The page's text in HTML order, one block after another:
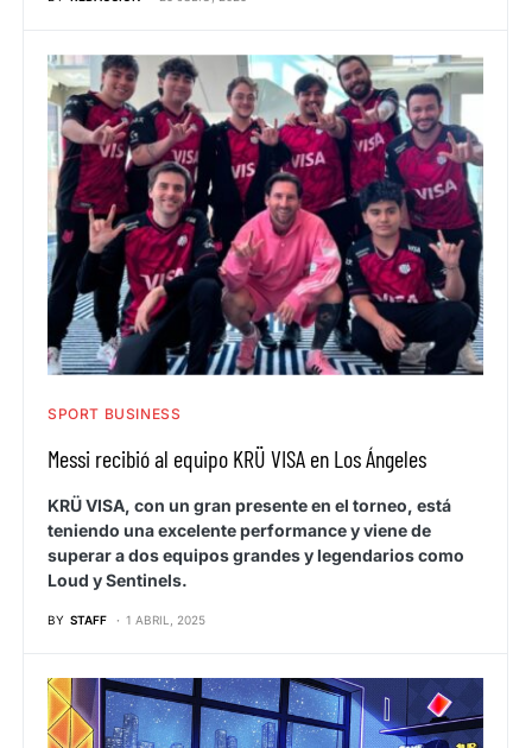
SPORT BUSINESS
Messi recibió al equipo KRÜ VISA en Los Ángeles
KRÜ VISA, con un gran presente en el torneo, está
teniendo una excelente performance y viene de
superar a dos equipos grandes y legendarios como
Loud y Sentinels.
BY STAFF 1 ABRIL, 2025